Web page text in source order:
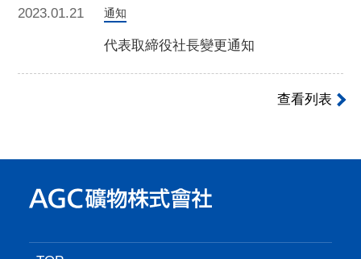
2023.01.21 通知
代表取締役社長變更通知
查看列表